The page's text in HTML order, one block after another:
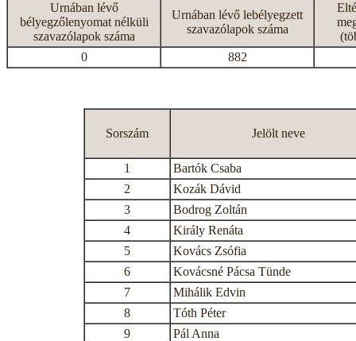
Urnában lévő
bélyegzőlenyomat nélküli
szavazólapok száma
Urnában lévő lebélyegzett
szavazólapok száma
0
882
Sorszám Jelölt neve
1
Bartók Csaba
2
Kozák Dávid
3
Bodrog Zoltán
4
Király Renáta
5
Kovács Zsófia
6
Kovácsné Pácsa Tünde
7
Mihálik Edvin
8
Tóth Péter
9
Pál Anna